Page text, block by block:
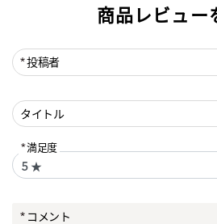
商品レビュー
投稿者
タイトル
満足度
コメント